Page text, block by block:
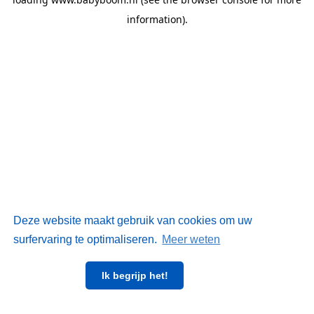
Deze website maakt gebruik van cookies om uw
surfervaring te optimaliseren. Meer weten
Ik begrijp het!
information).